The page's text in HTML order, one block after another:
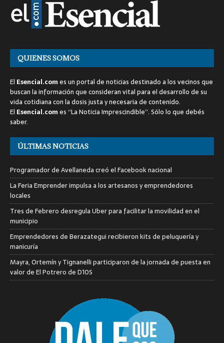
QUIENES SOMOS
El Esencial.comes un portal de noticias destinado a los vecinos que
buscan la información que consideran vital para el desarrollo de su
vida cotidiana con la dosis justa y necesaria de contenido.
El Esencial.comes “La Noticia Imprescindible”. Sólo lo que debés
saber.
ÚLTIMAS NOTICIAS
Programador de Avellaneda creó el Facebook nacional
La Feria Emprender impulsa a los artesanos y emprendedores
locales
Tres de Febrero desregula Uber para facilitar la movilidad en el
municipio
Emprendedores de Berazategui recibieron kits de peluquería y
manicuría
Mayra, Ortemín y Tignanelli participaron de la jornada de puesta en
valor de El Potrero de D10S